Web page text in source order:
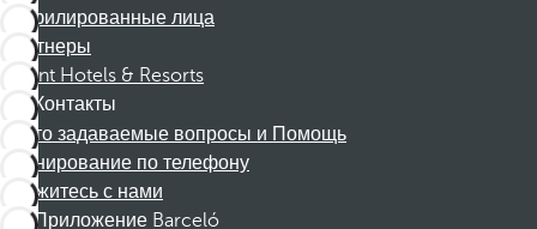
Аффилированные лица
Партнеры
Dorint Hotels & Resorts
Контакты
Часто задаваемые вопросы и Помощь
Бронирование по телефону
Свяжитесь с нами
Приложение Barceló